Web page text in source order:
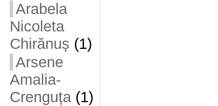
Arabela
Nicoleta
Chirănuș (1)
Arsene
Amalia-
Crenguța(1)